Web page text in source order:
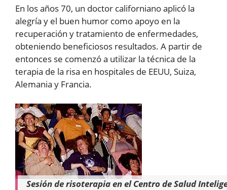
En los años 70, un doctor californiano aplicó la
alegría y el buen humor como apoyo en la
recuperación y tratamiento de enfermedades,
obteniendo beneficiosos resultados. A partir de
entonces se comenzó a utilizar la técnica de la
terapia de la risa en hospitales de EEUU, Suiza,
Alemania y Francia.
Sesión de risoterapia en el Centro de Salud